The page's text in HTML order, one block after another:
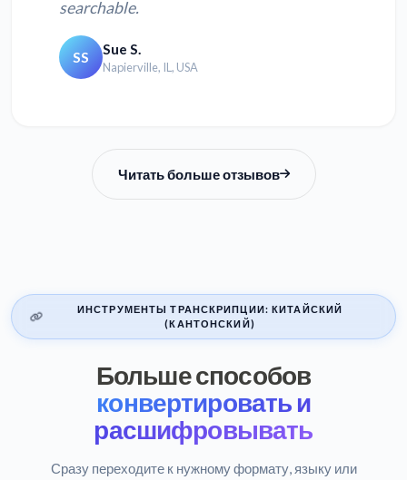
searchable.
SS Sue S.
Napierville, IL, USA
Читать больше отзывов
ИНСТРУМЕНТЫ ТРАНСКРИПЦИИ: КИТАЙСКИЙ
(КАНТОНСКИЙ)
Больше способов
конвертировать и
расшифровывать
Сразу переходите к нужному формату, языку или